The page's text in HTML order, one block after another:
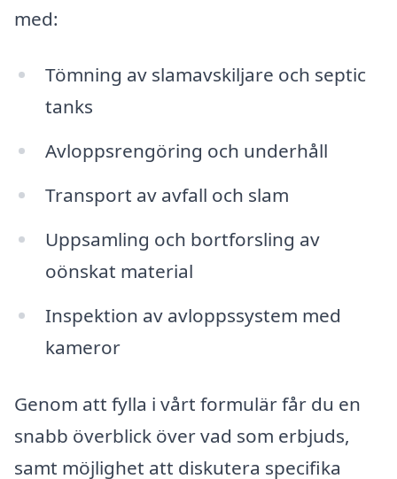
med:
Tömning av slamavskiljare och septic
tanks
Avloppsrengöring och underhåll
Transport av avfall och slam
Uppsamling och bortforsling av
oönskat material
Inspektion av avloppssystem med
kameror
Genom att fylla i vårt formulär får du en
snabb överblick över vad som erbjuds,
samt möjlighet att diskutera specifika